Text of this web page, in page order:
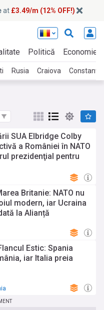
at £3.49/m (12% OFF!)
Politică Economie
Rusia Craiova Constanța
SUA Elbridge Colby
a României în NATO
prezidenţial pentru
Lazurca
Britanie: NATO nu
modern, iar Ucraina
la Alianță
Estic: Spania
iar Italia preia